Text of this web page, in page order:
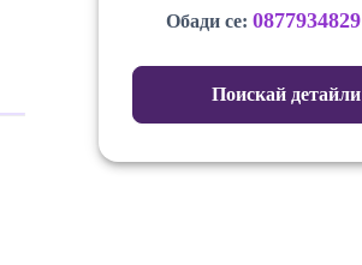
Обади се: 0877934829
Поискай детайли